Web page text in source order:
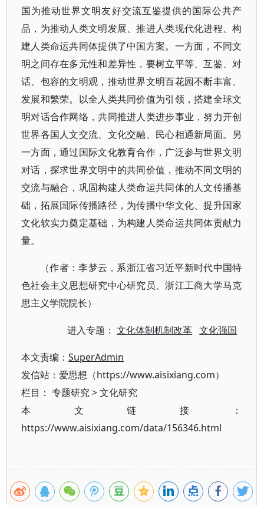
国为推动世界文明友好交流互鉴提供的国际公共产
品，为推动人类文明发展、推进人类现代化进程、构
建人类命运共同体提供了中国方案。一方面，不同文
明之间存在多元性和差异性，要树立平等、互鉴、对
话、包容的文明观，推动世界文明百花园不断丰富、
发展和繁荣。以全人类共同价值为引领，搭建全球文
明对话合作网络，共同推进人类进步事业，努力开创
世界各国人文交流、文化交融、民心相通新局面。另
一方面，通过国际文化教育合作，广泛参与世界文明
对话，探求世界文明中的共同价值，推动不同文明的
交流与融合，巩固构建人类命运共同体的人文传播基
础，拓展国际传播路径，为传播中华文化、提升国家
文化软实力奠定基础，为构建人类命运共同体贡献力
量。
（作者：李梦云，系浙江省习近平新时代中国特
色社会主义思想研究中心研究员、浙江工商大学马克
思主义学院院长）
进入专题：文化体制机制改革 文化强国
本文责编： SuperAdmin
发信站：爱思想（https://www.aisixiang.com）
栏目： 专题研究>文化研究
本文链接：
https://www.aisixiang.com/data/156346.html